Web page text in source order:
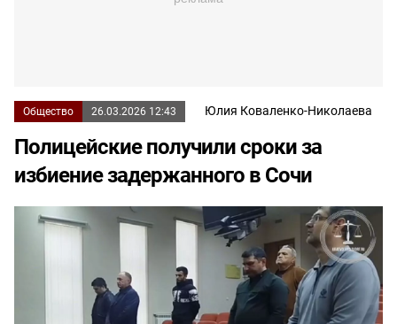
Общество 26.03.2026 12:43 Юлия Коваленко-Николаева
Полицейские получили сроки за
избиение задержанного в Сочи